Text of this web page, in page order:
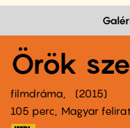
Örök
filmdráma
2015
105 perc,
Magyar